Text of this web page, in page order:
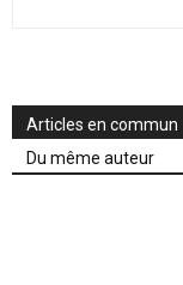
Articles en commun
Du même auteur